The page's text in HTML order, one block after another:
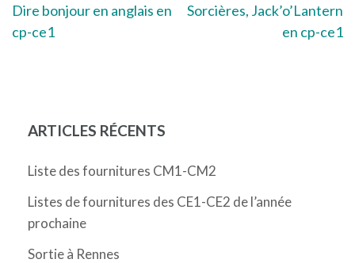
Navigation
de
Dire bonjour en anglais en
cp-ce1
Sorcières, Jack’o’Lantern
en cp-ce1
ARTICLES RÉCENTS
Liste des fournitures CM1-CM2
Listes de fournitures des CE1-CE2 de l’année
prochaine
Sortie à Rennes